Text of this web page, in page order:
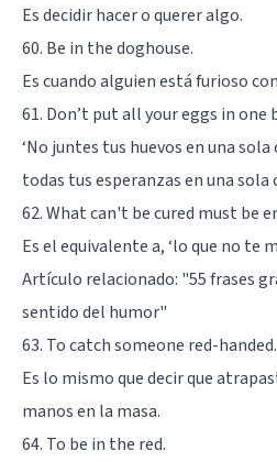
Es decidir hacer o querer algo.
60. Be in the doghouse.
Es cuando alguien está furioso
61. Don’t put all your eggs in one
‘No juntes tus huevos en una sola
todas tus esperanzas en una sola
62. What can't be cured must be
Es el equivalente a, ‘lo que no te
Artículo relacionado: "55 frases
sentido del humor"
63. To catch someone red-handed.
Es lo mismo que decir que
manos en la masa.
64. To be in the red.